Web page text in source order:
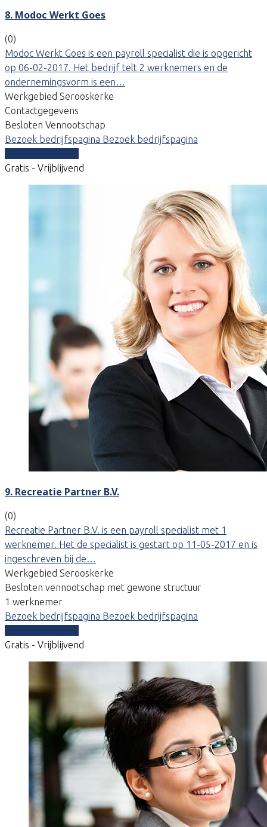
8. Modoc Werkt Goes
(0)
Modoc Werkt Goes is een payroll specialist die is opgericht
op 06-02-2017. Het bedrijf telt 2 werknemers en de
ondernemingsvorm is een…
Werkgebied Serooskerke
Contactgegevens
Besloten Vennootschap
Bezoek bedrijfspagina Bezoek bedrijfspagina
Gratis - Vrijblijvend
9. Recreatie Partner B.V.
(0)
Recreatie Partner B.V. is een payroll specialist met 1
werknemer. Het de specialist is gestart op 11-05-2017 en is
ingeschreven bij de…
Werkgebied Serooskerke
Besloten vennootschap met gewone structuur
1 werknemer
Bezoek bedrijfspagina Bezoek bedrijfspagina
Gratis - Vrijblijvend